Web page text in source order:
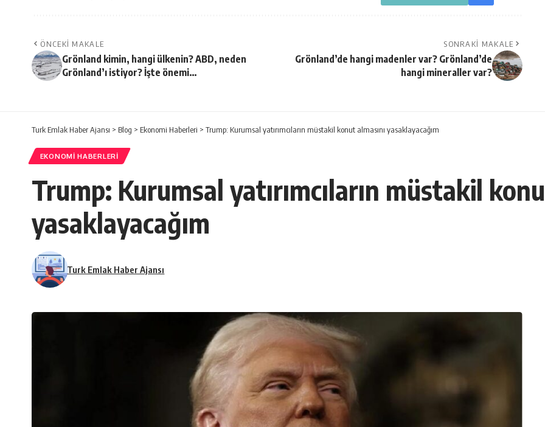
ÖNCEKI MAKALE
Grönland kimin, hangi ülkenin? ABD, neden
Grönland’ı istiyor? İşte önemi…
SONRAKI MAKALE
Grönland’de hangi madenler var? Grönland’de
hangi mineraller var?
Turk Emlak Haber Ajansı > Blog > Ekonomi Haberleri > Trump: Kurumsal yatırımcıların müstakil konut almasını yasaklayacağım
EKONOMI HABERLERI
Trump: Kurumsal yatırımcıların müstakil
yasaklayacağım
Turk Emlak Haber Ajansı